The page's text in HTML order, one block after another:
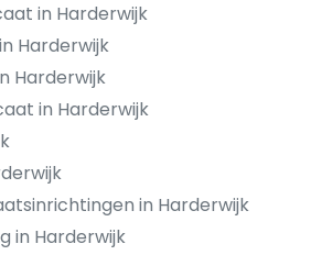
in Harderwijk
Harderwijk
Harderwijk
in Harderwijk
in Harderwijk
in Harderwijk